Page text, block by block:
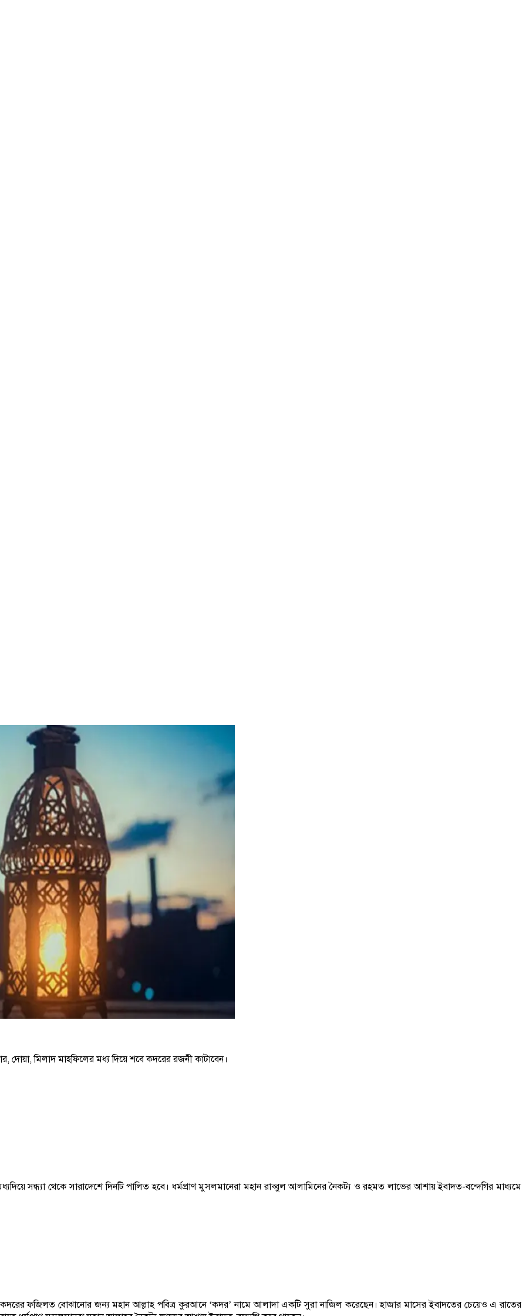
মিলাদ মাহফিলের মধ্য দিয়ে শবে কদরের রজনী কাটাবেন।
মধ্যদিয়ে সন্ধ্যা থেকে সারাদেশে দিনটি পালিত হবে। ধর্মপ্রাণ মুসলমানেরা মহান রাব্বুল আলামিনের নৈকট্য ও রহমত লাভের আশায় ইবাদত-বন্দেগির মাধ্যমে
ফজিলত বোঝানোর জন্য মহান আল্লাহ পবিত্র কুরআনে ‘কদর’ নামে আলাদা একটি সুরা নাজিল করেছেন। হাজার মাসের ইবাদতের চেয়েও এ রাতের